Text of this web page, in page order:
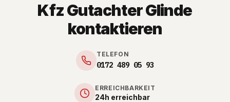
Kfz Gutachter Glinde
kontaktieren
TELEFON
0172 489 05 93
ERREICHBARKEIT
24h erreichbar